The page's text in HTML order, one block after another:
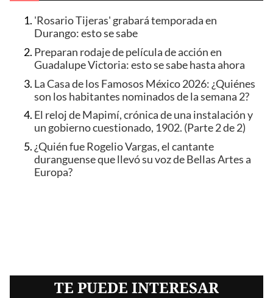
'Rosario Tijeras' grabará temporada en
Durango: esto se sabe
Preparan rodaje de película de acción en
Guadalupe Victoria: esto se sabe hasta ahora
La Casa de los Famosos México 2026: ¿Quiénes
son los habitantes nominados de la semana 2?
El reloj de Mapimí, crónica de una instalación y
un gobierno cuestionado, 1902. (Parte 2 de 2)
¿Quién fue Rogelio Vargas, el cantante
duranguense que llevó su voz de Bellas Artes a
Europa?
TE PUEDE INTERESAR